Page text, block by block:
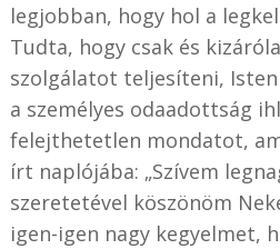
legjobban, hogy hol a
Tudta, hogy csak és
szolgálatot teljesíteni,
a személyes odaadottság
felejthetetlen mondatot,
írt naplójába: „Szívem
szeretetével köszönöm
igen-igen nagy kegyelmet,